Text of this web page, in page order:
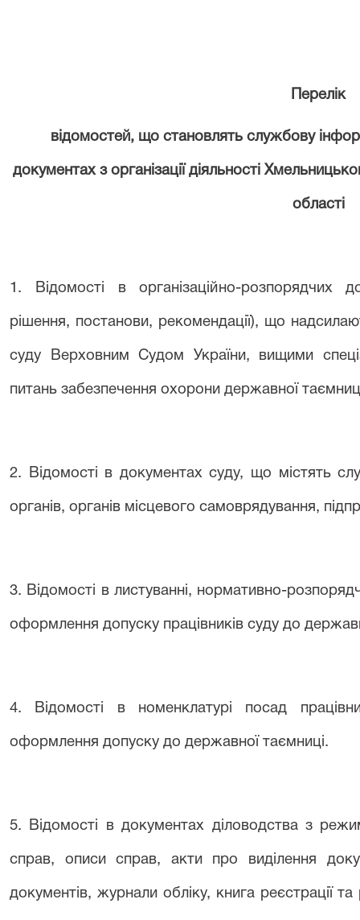
Перелік
відомостей, що становлять службову
документах з організації діяльності
області
1. Відомості в організаційно-розпорядчих
рішення, постанови, рекомендації), що
суду Верховним Судом України, вищими
питань забезпечення охорони державної
2. Відомості в документах суду, що містять
органів, органів місцевого самоврядування,
3. Відомості в листуванні, нормативно-
оформлення допуску працівників суду до
4. Відомості в номенклатурі посад
оформлення допуску до державної таємниці.
5. Відомості в документах діловодства з
справ, описи справ, акти про виділення
документів, журнали обліку, книга реєстрації